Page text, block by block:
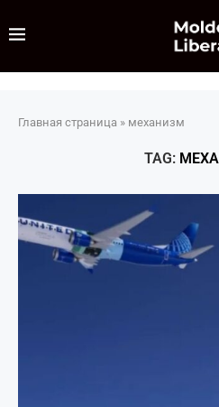
Главная страница » механизм
TAG: